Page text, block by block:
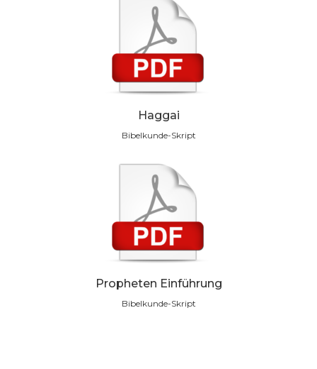
Haggai
Bibelkunde-Skript
Propheten Einführung
Bibelkunde-Skript